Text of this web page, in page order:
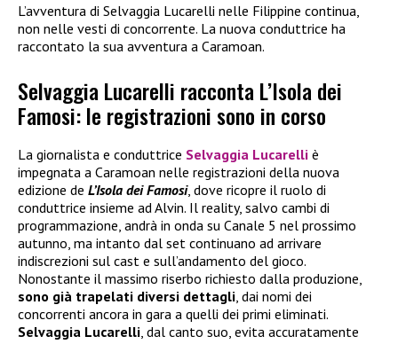
L’avventura di Selvaggia Lucarelli nelle Filippine continua,
non nelle vesti di concorrente. La nuova conduttrice ha
raccontato la sua avventura a Caramoan.
Selvaggia Lucarelli racconta L’Isola dei
Famosi: le registrazioni sono in corso
La giornalista e conduttrice Selvaggia Lucarelli è
impegnata a Caramoan nelle registrazioni della nuova
edizione de L’Isola dei Famosi, dove ricopre il ruolo di
conduttrice insieme ad Alvin. Il reality, salvo cambi di
programmazione, andrà in onda su Canale 5 nel prossimo
autunno, ma intanto dal set continuano ad arrivare
indiscrezioni sul cast e sull’andamento del gioco.
Nonostante il massimo riserbo richiesto dalla produzione,
sono già trapelati diversi dettagli, dai nomi dei
concorrenti ancora in gara a quelli dei primi eliminati.
Selvaggia Lucarelli, dal canto suo, evita accuratamente